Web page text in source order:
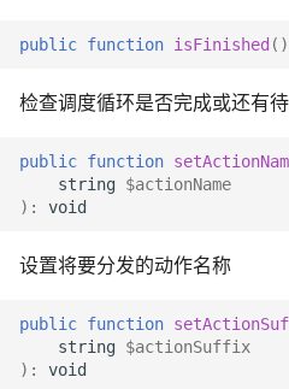
public function isFinished ()
检查调度循环是否完成或还有
public function
string $actionName
) : void
设置将要分发的动作名称
public function
string $actionSuffix
) : void